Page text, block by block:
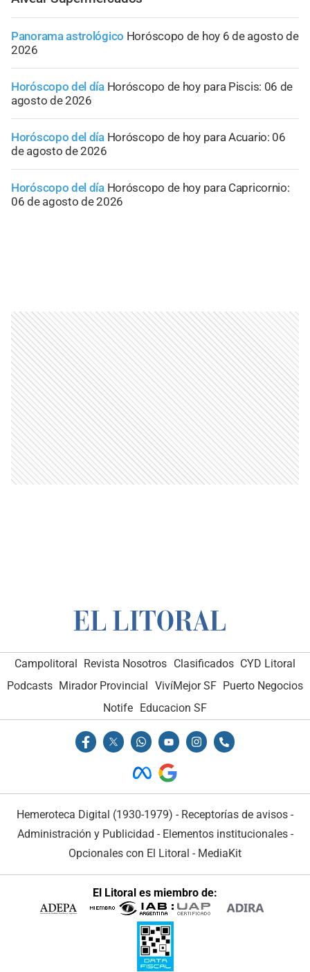
Panorama astrológico Horóscopo de hoy 6 de agosto de
2026
Horóscopo del día Horóscopo de hoy para Piscis: 06 de
agosto de 2026
Horóscopo del día Horóscopo de hoy para Acuario: 06
de agosto de 2026
Horóscopo del día Horóscopo de hoy para Capricornio:
06 de agosto de 2026
Campolitoral Revista Nosotros Clasificados CYD Litoral
Podcasts Mirador Provincial VivíMejor SF Puerto Negocios
Notife
Educacion SF
Hemeroteca Digital (1930-1979) - Receptorías de avisos -
Administración y Publicidad - Elementos institucionales-
Opcionales con El Litoral - MediaKit
El Litoral es miembro de: